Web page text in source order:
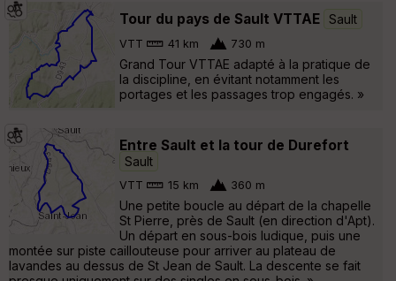
Tour du pays de Sault VTTAE Sault
VTT 41 km 730 m
Grand Tour VTTAE adapté à la pratique de
la discipline, en évitant notamment les
portages et les passages trop engagés. »
Entre Sault et la tour de Durefort
Sault
VTT 15 km 360 m
Une petite boucle au départ de la chapelle
St Pierre, près de Sault (en direction d'Apt).
Un départ en sous-bois ludique, puis une
montée sur piste caillouteuse pour arriver au plateau de
lavandes au dessus de St Jean de Sault. La descente se fait